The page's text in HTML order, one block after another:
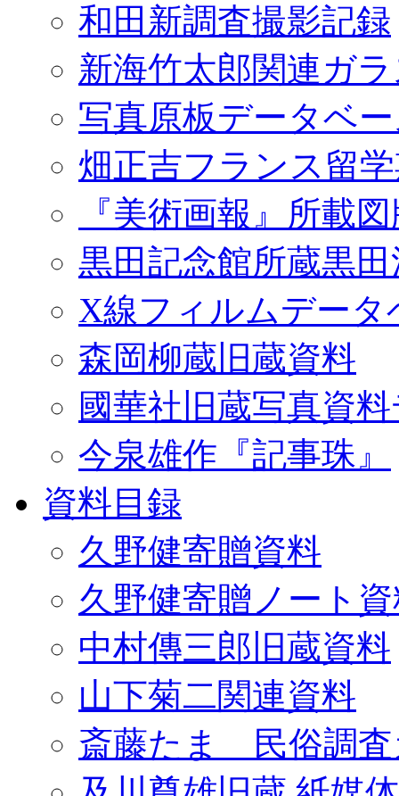
和田新調査撮影記録
新海竹太郎関連ガ
写真原板データベ
畑正吉フランス留
『美術画報』所載
黒田記念館所蔵黒
X線フィルムデータ
森岡柳蔵旧蔵資料
國華社旧蔵写真資
今泉雄作『記事珠』
資料目録
久野健寄贈資料
久野健寄贈ノート
中村傳三郎旧蔵資料
山下菊二関連資料
斎藤たま 民俗調査